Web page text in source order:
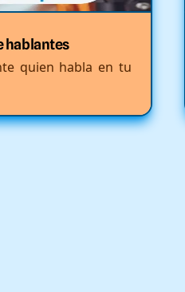
hablantes
quien habla en tu